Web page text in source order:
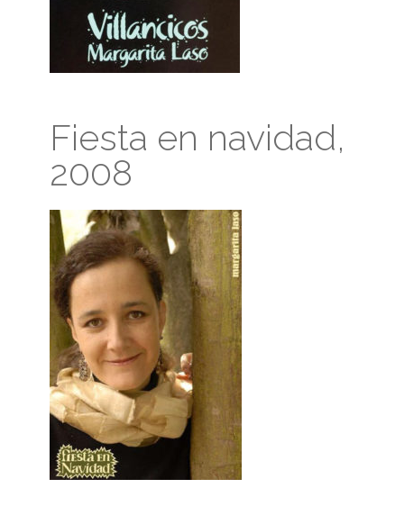
Fiesta en navidad,
2008